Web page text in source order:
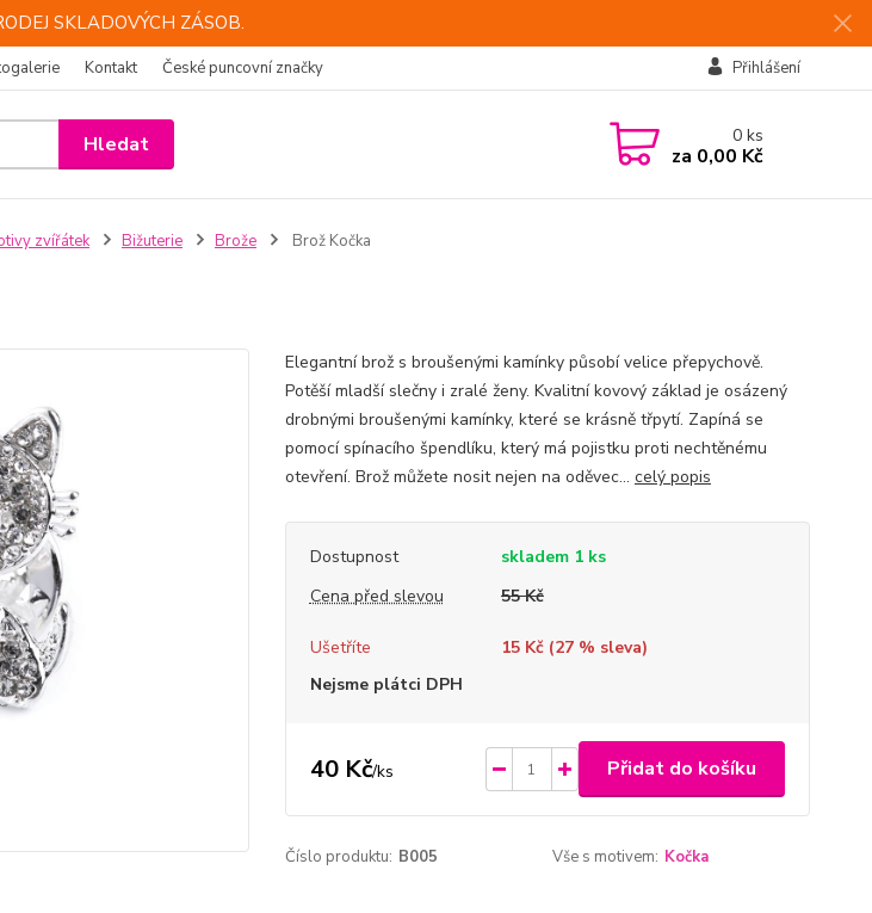
SKLADOVÝCH ZÁSOB.
Kontakt České puncovní značky Přihlášení
Hledat 0ks
za 0,00 Kč
zvířátek Bižuterie Brože Brož Kočka
Elegantní brož s broušenými kamínky působí velice přepychově.
Potěší mladší slečny i zralé ženy. Kvalitní kovový základ je osázený
drobnými broušenými kamínky, které se krásně třpytí. Zapíná se
pomocí spínacího špendlíku, který má pojistku proti nechtěnému
otevření. Brož můžete nosit nejen na oděvec... celý popis
Dostupnost
skladem 1 ks
Cena před slevou
55 Kč
Ušetříte 15 Kč (27% sleva)
Nejsme plátci DPH
40 Kč/ks Přidat do košíku
Číslo produktu: B005 Vše s motivem: Kočka